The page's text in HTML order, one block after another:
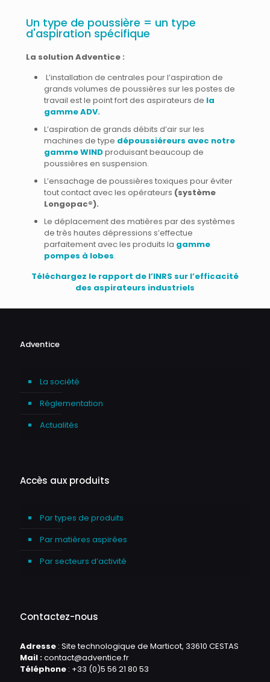
Un type de poussière = un type
d'aspiration spécifique
La solution Adventice :
L’installation de centrales pour l’aspiration de
grands volumes de poussières sur les postes de
travail est le point fort des aspirateurs de la
gamme ADV.
L’aspiration de grands débits d’air sur les
machines de type dépoussiéreurs avec notre
gamme WINDproduisant beaucoup de
poussières en suspension.
L’ensachage de poussières toxiques pour éviter
tout contact avec les opérateurs (système
Longopac®).
Le déplacement des matières par des systèmes
de très hautes dépressions s’effectue
parfaitement avec les produits la gamme
pompes à lobes.
Téléchargez le rapport de l’INRS sur l’efficacité
des aspirateurs industriels
Adventice
La société
Réglementation
Actualités
Accès aux produits
Par types de produits
Par matières aspirées
Par secteurs d’activité
Contactez-nous
Adresse : Site technologique de Marticot, 33610 CESTAS
Mail :contact@adventice.fr
Téléphone : +33 (0)5 56 21 80 53